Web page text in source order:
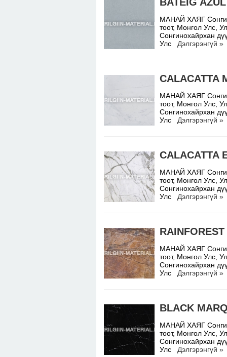
МАНАЙ ХАЯГ
тоот, Монгол Улс,
Сонгинохайрхан
Улс Дэлгэрэнгүй »
CALACATTA
МАНАЙ ХАЯГ
тоот, Монгол Улс,
Сонгинохайрхан
Улс Дэлгэрэнгүй »
CALACATTA
МАНАЙ ХАЯГ
тоот, Монгол Улс,
Сонгинохайрхан
Улс Дэлгэрэнгүй »
МАНАЙ ХАЯГ
тоот, Монгол Улс,
Сонгинохайрхан
Улс Дэлгэрэнгүй »
BLACK
МАНАЙ ХАЯГ
тоот, Монгол Улс,
Сонгинохайрхан
Улс Дэлгэрэнгүй »